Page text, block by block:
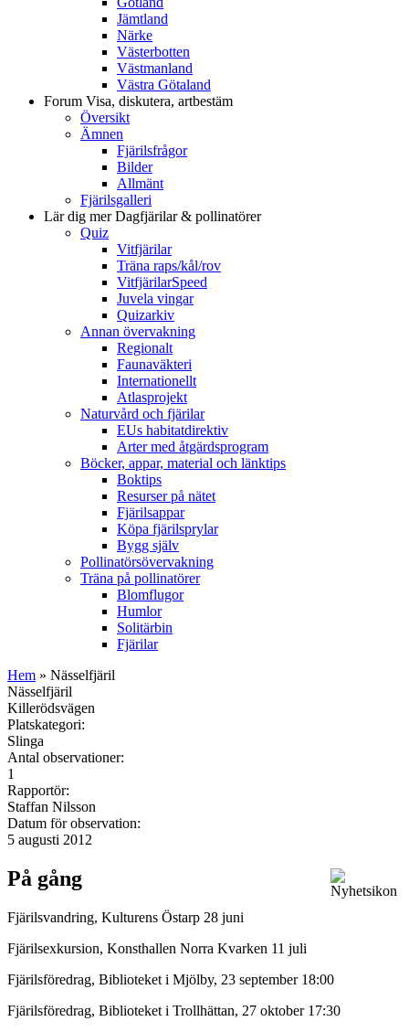
Jämtland
Närke
Västerbotten
Västmanland
Västra Götaland
Forum Visa, diskutera, artbestäm
Översikt
Ämnen
Fjärilsfrågor
Bilder
Allmänt
Fjärilsgalleri
Lär dig merDagfjärilar & pollinatörer
Quiz
Vitfjärilar
Träna raps/kål/rov
VitfjärilarSpeed
Juvela vingar
Quizarkiv
Annan övervakning
Regionalt
Faunaväkteri
Internationellt
Atlasprojekt
Naturvård och fjärilar
EUs habitatdirektiv
Arter med åtgärdsprogram
Böcker, appar, material och länktips
Boktips
Resurser på nätet
Fjärilsappar
Köpa fjärilsprylar
Bygg själv
Pollinatörsövervakning
Träna på pollinatörer
Blomflugor
Humlor
Solitärbin
Fjärilar
Hem » Nässelfjäril
Nässelfjäril
Killerödsvägen
Platskategori:
Slinga
Antal observationer:
1
Rapportör:
Staffan Nilsson
Datum för observation:
5 augusti 2012
På gång
Fjärilsvandring, Kulturens Östarp 28 juni
Fjärilsexkursion, Konsthallen Norra Kvarken 11 juli
Fjärilsföredrag, Biblioteket i Mjölby, 23 september 18:00
Fjärilsföredrag, Biblioteket i Trollhättan, 27 oktober 17:30